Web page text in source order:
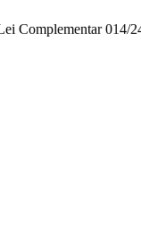
Complementar 014/